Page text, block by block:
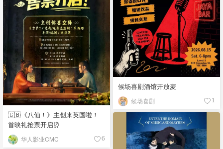
🇬🇧《八仙！》主创来英国啦！
首映礼抢票开启⏰
华人影业CMC 6
候场喜剧酒馆开放麦
候场喜剧 1